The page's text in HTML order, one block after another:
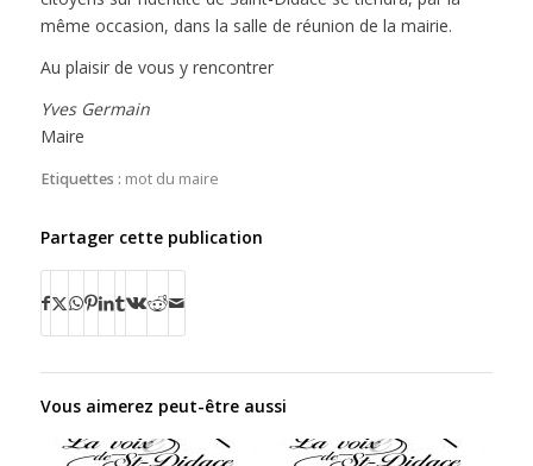
même occasion, dans la salle de réunion de la mairie.
Au plaisir de vous y rencontrer
Yves Germain
Maire
Etiquettes : mot du maire
Partager cette publication
Vous aimerez peut-être aussi